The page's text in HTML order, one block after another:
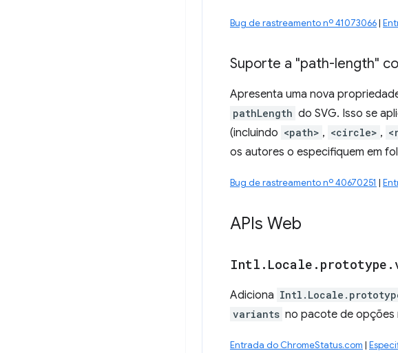
Bug de rastreamento nº 41073066|
Suporte a "path-length"
Apresenta uma nova
pathLength do SVG. Isso se
(incluindo <path> , <circle> ,
os autores o especifiquem em
Bug de rastreamento nº 40670251 |
APIs Web
Intl . Locale . prototype .
Adiciona
variants no pacote de
Entrada do ChromeStatus.com |